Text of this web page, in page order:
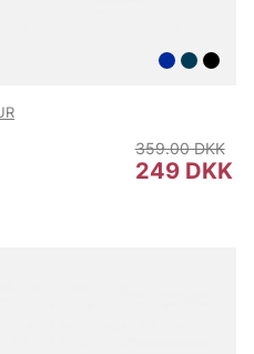
249 DKK
359.00 DKK